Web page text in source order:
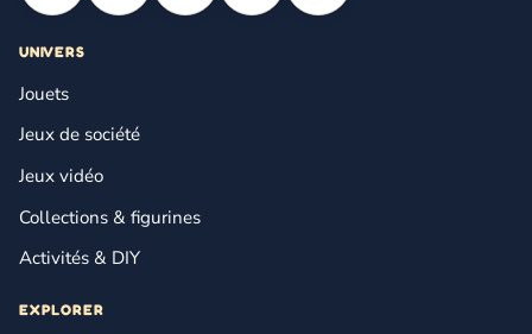
UNIVERS
Jouets
Jeux de société
Jeux vidéo
Collections & figurines
Activités & DIY
EXPLORER